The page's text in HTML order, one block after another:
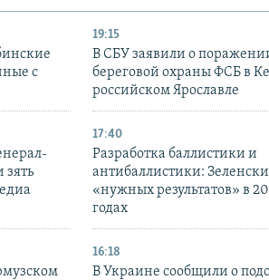
с
19:15
В СБУ заявили о
береговой охраны ФСБ в
российском Ярославле
17:40
Разработка баллистики и
антибаллистики:
«нужных результатов» в
годах
16:18
В Украине сообщили о